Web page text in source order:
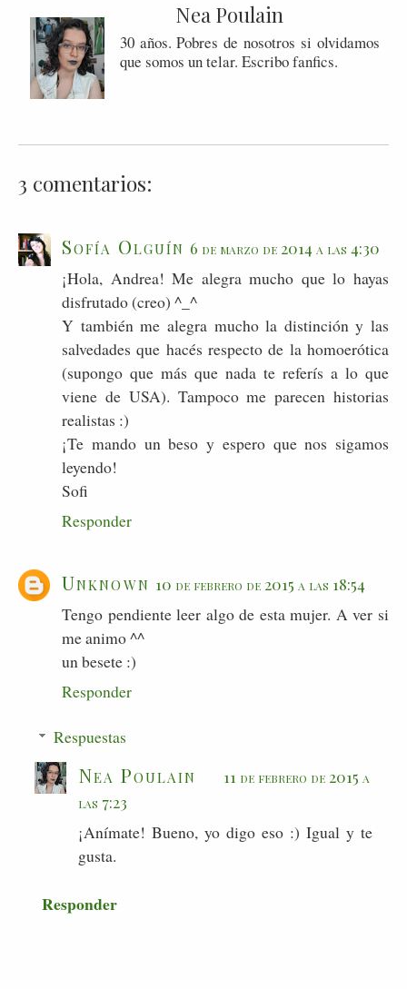
Nea Poulain
30 años. Pobres de nosotros si olvidamos
que somos un telar. Escribo fanfics.
3 comentarios:
Sofía Olguín 6 de marzo de 2014 a las 4:30
¡Hola, Andrea! Me alegra mucho que lo hayas
disfrutado (creo) ^_^
Y también me alegra mucho la distinción y las
salvedades que hacés respecto de la homoerótica
(supongo que más que nada te referís a lo que
viene de USA). Tampoco me parecen historias
realistas :)
¡Te mando un beso y espero que nos sigamos
leyendo!
Sofi
Responder
Unknown 10 de febrero de 2015 a las 18:54
Tengo pendiente leer algo de esta mujer. A ver si
me animo ^^
un besete :)
Responder
Respuestas
Nea Poulain
11 de febrero de 2015 a
las 7:23
¡Anímate! Bueno, yo digo eso :) Igual y te
gusta.
Responder